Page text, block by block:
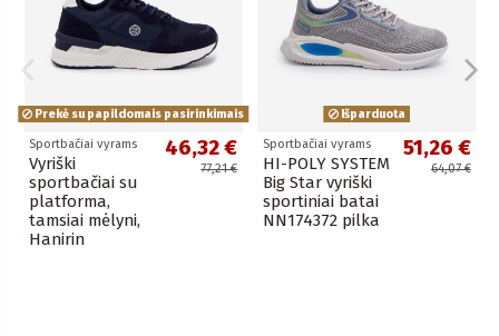
Prekė su papildomais pasirinkimais
Sportbačiai vyrams
Vyriški
sportbačiai su
platforma,
tamsiai mėlyni,
Hanirin
46,32 €
77,21 €
Išparduota
Sportbačiai vyrams
HI-POLY SYSTEM
Big Star vyriški
sportiniai batai
NN174372 pilka
51,26 €
64,07 €